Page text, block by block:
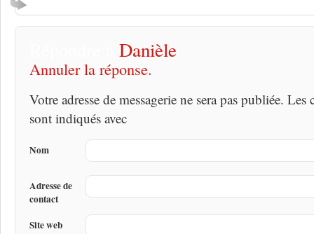
Danièle
Annuler la réponse.
Votre adresse de messagerie ne sera pas publiée.
sont indiqués avec
Nom
Adresse de
contact
Site web